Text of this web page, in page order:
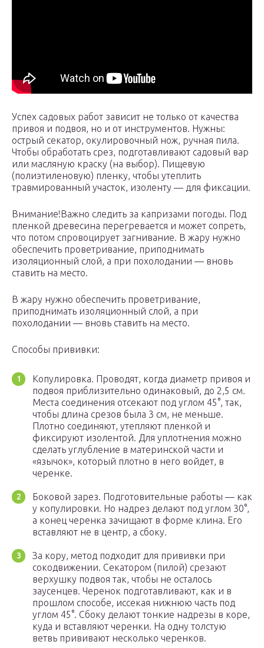
Успех садовых работ зависит не только от качества
привоя и подвоя, но и от инструментов. Нужны:
острый секатор, окулировочный нож, ручная пила.
Чтобы обработать срез, подготавливают садовый вар
или масляную краску (на выбор). Пищевую
(полиэтиленовую) пленку, чтобы утеплить
травмированный участок, изоленту — для фиксации.
Внимание!Важно следить за капризами погоды. Под
пленкой древесина перегревается и может сопреть,
что потом спровоцирует загнивание. В жару нужно
обеспечить проветривание, приподнимать
изоляционный слой, а при похолодании — вновь
ставить на место.
В жару нужно обеспечить проветривание,
приподнимать изоляционный слой, а при
похолодании — вновь ставить на место.
Способы прививки:
Копулировка. Проводят, когда диаметр привоя и
подвоя приблизительно одинаковый, до 2,5 см.
Места соединения отсекают под углом 45°, так,
чтобы длина срезов была 3 см, не меньше.
Плотно соединяют, утепляют пленкой и
фиксируют изолентой. Для уплотнения можно
сделать углубление в материнской части и
«язычок», который плотно в него войдет, в
черенке.
Боковой зарез. Подготовительные работы — как
у копулировки. Но надрез делают под углом 30°,
а конец черенка зачищают в форме клина. Его
вставляют не в центр, а сбоку.
За кору, метод подходит для прививки при
сокодвижении. Секатором (пилой) срезают
верхушку подвоя так, чтобы не осталось
заусенцев. Черенок подготавливают, как и в
прошлом способе, иссекая нижнюю часть под
углом 45°. Сбоку делают тонкие надрезы в коре,
куда и вставляют черенки. На одну толстую
ветвь прививают несколько черенков.